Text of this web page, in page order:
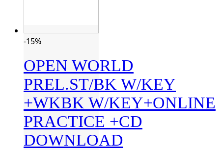
-15%
OPEN WORLD
PREL.ST/BK W/KEY
+WKBK W/KEY+ONLINE
PRACTICE +CD
DOWNLOAD